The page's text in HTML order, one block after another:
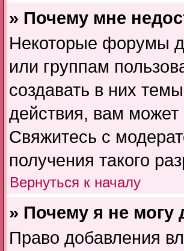
» Почему мне
Некоторые форумы
или группам
создавать в них
действия, вам
Свяжитесь с
получения такого
Вернуться к началу
» Почему я не могу
Право добавления